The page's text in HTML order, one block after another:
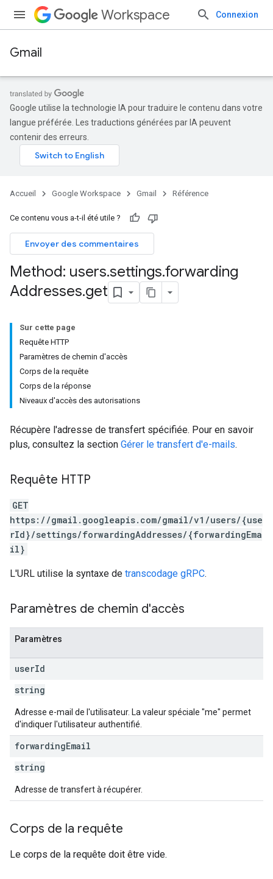
Workspace Connexion
Gmail
Google utilise la technologie IA pour traduire le contenu dans votre
langue préférée. Les traductions générées par IA peuvent
contenir des erreurs.
Accueil Google Workspace Gmail Référence
Ce contenu vous a-t-il été utile ?
Envoyer des commentaires
Method: users.settings.forwarding
Addresses.get
Sur cette page
Requête HTTP
Paramètres de chemin d'accès
Corps de la requête
Corps de la réponse
Niveaux d'accès des autorisations
Récupère l'adresse de transfert spécifiée. Pour en savoir
plus, consultez la section Gérer le transfert d'e-mails.
Requête HTTP
GET
https://gmail.googleapis.com/gmail/v1/users/{use
rId}/settings/forwardingAddresses/{forwardingEma
il}
L'URL utilise la syntaxe de transcodage gRPC.
Paramètres de chemin d'accès
Paramètres
userId
string
Adresse e-mail de l'utilisateur. La valeur spéciale "me" permet
d'indiquer l'utilisateur authentifié.
forwardingEmail
string
Adresse de transfert à récupérer.
Corps de la requête
Le corps de la requête doit être vide.